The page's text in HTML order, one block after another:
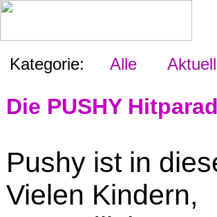
Kategorie: Alle
Die PUSHY
Pushy ist in
Vielen Kindern,